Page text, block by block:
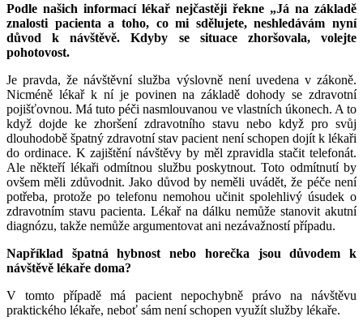
Podle našich informací lékař nejčastěji řekne „Já na základě
znalosti pacienta a toho, co mi sdělujete, neshledávám nyní
důvod k návštěvě. Kdyby se situace zhoršovala, volejte
pohotovost.
Je pravda, že návštěvní služba výslovně není uvedena v zákoně.
Nicméně lékař k ní je povinen na základě dohody se zdravotní
pojišťovnou. Má tuto péči nasmlouvanou ve vlastních úkonech. A to
když dojde ke zhoršení zdravotního stavu nebo když pro svůj
dlouhodobě špatný zdravotní stav pacient není schopen dojít k lékaři
do ordinace. K zajištění návštěvy by měl zpravidla stačit telefonát.
Ale někteří lékaři odmítnou službu poskytnout. Toto odmítnutí by
ovšem měli zdůvodnit. Jako důvod by neměli uvádět, že péče není
potřeba, protože po telefonu nemohou učinit spolehlivý úsudek o
zdravotním stavu pacienta. Lékař na dálku nemůže stanovit akutní
diagnózu, takže nemůže argumentovat ani nezávažností případu.
Například špatná hybnost nebo horečka jsou důvodem k
návštěvě lékaře doma?
V tomto případě má pacient nepochybně právo na návštěvu
praktického lékaře, neboť sám není schopen využít služby lékaře.